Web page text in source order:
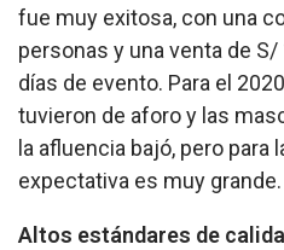
fue muy exitosa, con una
personas y una venta de
días de evento. Para el
tuvieron de aforo y las
la afluencia bajó, pero para
expectativa es muy grande.
Altos estándares de